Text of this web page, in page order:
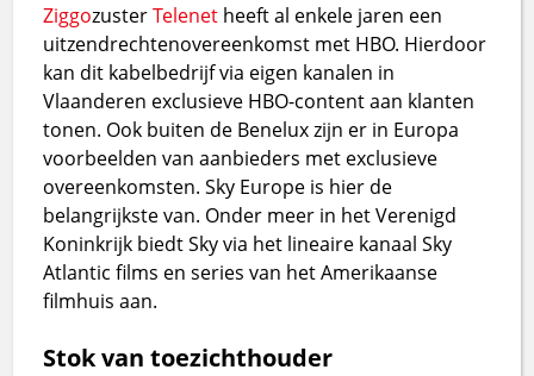
ZiggozusterTelenet heeft al enkele jaren een
uitzendrechtenovereenkomst met HBO. Hierdoor
kan dit kabelbedrijf via eigen kanalen in
Vlaanderen exclusieve HBO-content aan klanten
tonen. Ook buiten de Benelux zijn er in Europa
voorbeelden van aanbieders met exclusieve
overeenkomsten. Sky Europe is hier de
belangrijkste van. Onder meer in het Verenigd
Koninkrijk biedt Sky via het lineaire kanaal Sky
Atlantic films en series van het Amerikaanse
filmhuis aan.
Stok van toezichthouder